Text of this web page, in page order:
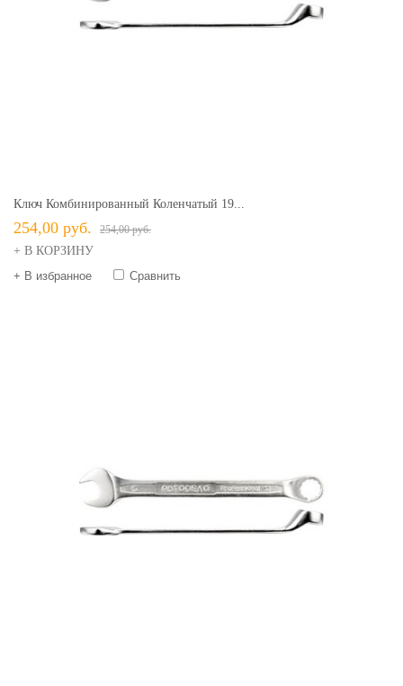
Ключ Комбинированный Коленчатый 19...
254,00 руб. 254,00 руб.
+ В КОРЗИНУ
+ В избранное
Сравнить